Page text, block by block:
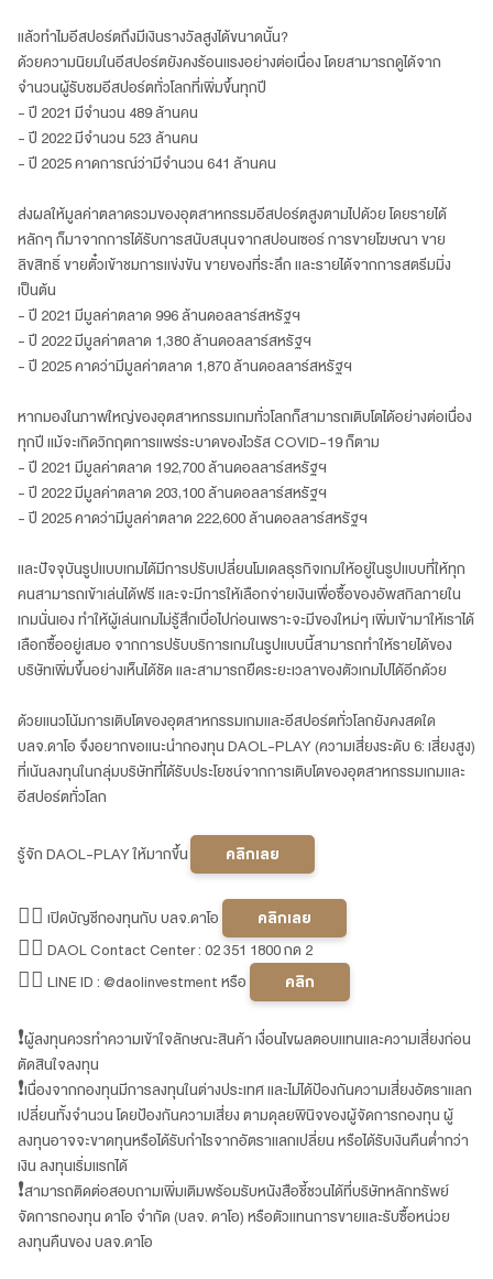
แล้วทำไมอีสปอร์ตถึงมีเงินรางวัลสูงได้ขนาดนั้น?
ด้วยความนิยมในอีสปอร์ตยังคงร้อนแรงอย่างต่อเนื่อง โดยสามารถดูได้จาก
จำนวนผู้รับชมอีสปอร์ตทั่วโลกที่เพิ่มขึ้นทุกปี
- ปี 2021 มีจำนวน 489 ล้านคน
- ปี 2022 มีจำนวน 523 ล้านคน
- ปี 2025 คาดการณ์ว่ามีจำนวน 641 ล้านคน
ส่งผลให้มูลค่าตลาดรวมของอุตสาหกรรมอีสปอร์ตสูงตามไปด้วย โดยรายได้
หลักๆ ก็มาจากการได้รับการสนับสนุนจากสปอนเซอร์ การขายโฆษณา ขาย
ลิขสิทธิ์ ขายตั๋วเข้าชมการแข่งขัน ขายของที่ระลึก และรายได้จากการสตรีมมิ่ง
เป็นต้น
- ปี 2021 มีมูลค่าตลาด 996 ล้านดอลลาร์สหรัฐฯ
- ปี 2022 มีมูลค่าตลาด 1,380 ล้านดอลลาร์สหรัฐฯ
- ปี 2025 คาดว่ามีมูลค่าตลาด 1,870 ล้านดอลลาร์สหรัฐฯ
หากมองในภาพใหญ่ของอุตสาหกรรมเกมทั่วโลกก็สามารถเติบโตได้อย่างต่อเนื่อง
ทุกปี แม้จะเกิดวิกฤตการแพร่ระบาดของไวรัส COVID-19 ก็ตาม
- ปี 2021 มีมูลค่าตลาด 192,700 ล้านดอลลาร์สหรัฐฯ
- ปี 2022 มีมูลค่าตลาด 203,100 ล้านดอลลาร์สหรัฐฯ
- ปี 2025 คาดว่ามีมูลค่าตลาด 222,600 ล้านดอลลาร์สหรัฐฯ
และปัจจุบันรูปแบบเกมได้มีการปรับเปลี่ยนโมเดลธุรกิจเกมให้อยู่ในรูปแบบที่ให้ทุก
คนสามารถเข้าเล่นได้ฟรี และจะมีการให้เลือกจ่ายเงินเพื่อซื้อของอัพสกิลภายใน
เกมนั่นเอง ทำให้ผู้เล่นเกมไม่รู้สึกเบื่อไปก่อนเพราะจะมีของใหม่ๆ เพิ่มเข้ามาให้เราได้
เลือกซื้ออยู่เสมอ จากการปรับบริการเกมในรูปแบบนี้สามารถทำให้รายได้ของ
บริษัทเพิ่มขึ้นอย่างเห็นได้ชัด และสามารถยืดระยะเวลาของตัวเกมไปได้อีกด้วย
ด้วยแนวโน้มการเติบโตของอุตสาหกรรมเกมและอีสปอร์ตทั่วโลกยังคงสดใด
บลจ.ดาโอ จึงอยากขอแนะนำกองทุน DAOL-PLAY (ความเสี่ยงระดับ 6: เสี่ยงสูง)
ที่เน้นลงทุนในกลุ่มบริษัทที่ได้รับประโยชน์จากการเติบโตของอุตสาหกรรมเกมและ
อีสปอร์ตทั่วโลก
รู้จัก DAOL-PLAY ให้มากขึ้น คลิกเลย
👉🏻 เปิดบัญชีกองทุนกับ บลจ.ดาโอ
คลิกเลย
👉🏻 DAOL Contact Center : 02 351 1800 กด 2
👉🏻 LINE ID : @daolinvestment หรือ
คลิก
❗️ผู้ลงทุนควรทำความเข้าใจลักษณะสินค้า เงื่อนไขผลตอบแทนและความเสี่ยงก่อน
ตัดสินใจลงทุน
❗️เนื่องจากกองทุนมีการลงทุนในต่างประเทศ และไม่ได้ป้องกันความเสี่ยงอัตราแลก
เปลี่ยนทั้งจำนวน โดยป้องกันความเสี่ยง ตามดุลยพินิจของผู้จัดการกองทุน ผู้
ลงทุนอาจจะขาดทุนหรือได้รับกำไรจากอัตราแลกเปลี่ยน หรือได้รับเงินคืนต่ำกว่า
เงิน ลงทุนเริ่มแรกได้
❗️สามารถติดต่อสอบถามเพิ่มเติมพร้อมรับหนังสือชี้ชวนได้ที่บริษัทหลักทรัพย์
จัดการกองทุน ดาโอ จำกัด (บลจ. ดาโอ) หรือตัวแทนการขายและรับซื้อหน่วย
ลงทุนคืนของ บลจ.ดาโอ